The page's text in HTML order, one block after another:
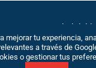
– La comunidad del
|Políticas de Privacidad
de Servicio|
mejorar tu experiencia,
a través de
o gestionar tus